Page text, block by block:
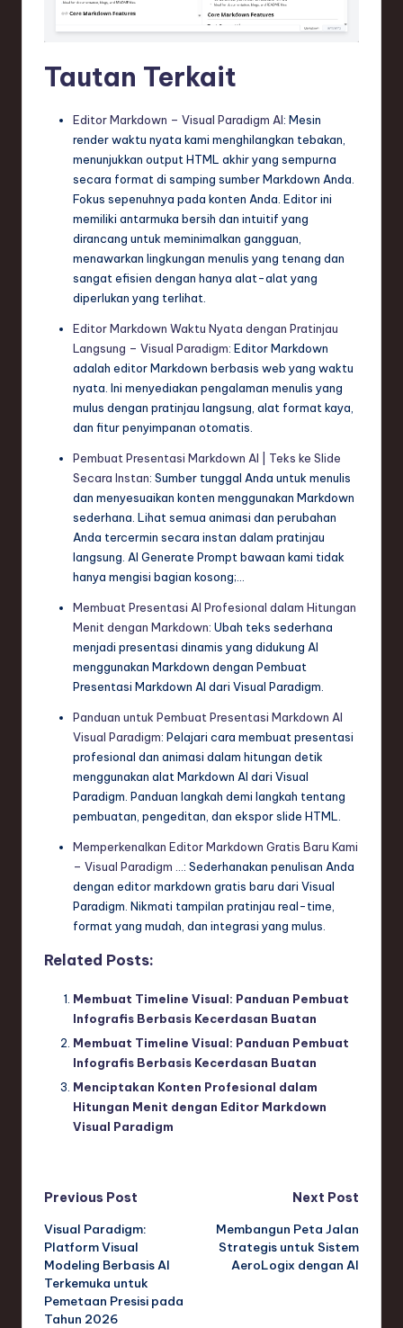
Tautan Terkait
Editor Markdown – Visual Paradigm AI: Mesin
render waktu nyata kami menghilangkan tebakan,
menunjukkan output HTML akhir yang sempurna
secara format di samping sumber Markdown Anda.
Fokus sepenuhnya pada konten Anda. Editor ini
memiliki antarmuka bersih dan intuitif yang
dirancang untuk meminimalkan gangguan,
menawarkan lingkungan menulis yang tenang dan
sangat efisien dengan hanya alat-alat yang
diperlukan yang terlihat.
Editor Markdown Waktu Nyata dengan Pratinjau
Langsung – Visual Paradigm: Editor Markdown
adalah editor Markdown berbasis web yang waktu
nyata. Ini menyediakan pengalaman menulis yang
mulus dengan pratinjau langsung, alat format kaya,
dan fitur penyimpanan otomatis.
Pembuat Presentasi Markdown AI | Teks ke Slide
Secara Instan: Sumber tunggal Anda untuk menulis
dan menyesuaikan konten menggunakan Markdown
sederhana. Lihat semua animasi dan perubahan
Anda tercermin secara instan dalam pratinjau
langsung. AI Generate Prompt bawaan kami tidak
hanya mengisi bagian kosong;…
Membuat Presentasi AI Profesional dalam Hitungan
Menit dengan Markdown: Ubah teks sederhana
menjadi presentasi dinamis yang didukung AI
menggunakan Markdown dengan Pembuat
Presentasi Markdown AI dari Visual Paradigm.
Panduan untuk Pembuat Presentasi Markdown AI
Visual Paradigm: Pelajari cara membuat presentasi
profesional dan animasi dalam hitungan detik
menggunakan alat Markdown AI dari Visual
Paradigm. Panduan langkah demi langkah tentang
pembuatan, pengeditan, dan ekspor slide HTML.
Memperkenalkan Editor Markdown Gratis Baru Kami
– Visual Paradigm … : Sederhanakan penulisan Anda
dengan editor markdown gratis baru dari Visual
Paradigm. Nikmati tampilan pratinjau real-time,
format yang mudah, dan integrasi yang mulus.
Related Posts:
Membuat Timeline Visual: Panduan Pembuat
Infografis Berbasis Kecerdasan Buatan
Membuat Timeline Visual: Panduan Pembuat
Infografis Berbasis Kecerdasan Buatan
Menciptakan Konten Profesional dalam
Hitungan Menit dengan Editor Markdown
Visual Paradigm
Post
navigation
Previous Post
Visual Paradigm:
Platform Visual
Modeling Berbasis AI
Terkemuka untuk
Pemetaan Presisi pada
Tahun 2026
Next Post
Membangun Peta Jalan
Strategis untuk Sistem
AeroLogix dengan AI